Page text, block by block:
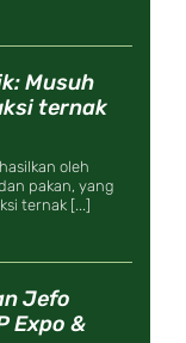
Musuh
ternak
oleh
pakan, yang
ternak [...]
Jefo
Expo &